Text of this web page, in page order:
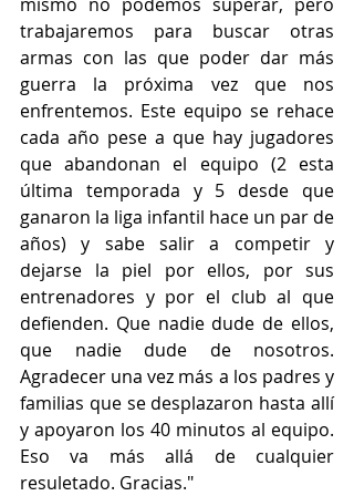
trabajaremos para buscar otras
armas con las que poder dar más
guerra la próxima vez que nos
enfrentemos. Este equipo se rehace
cada año pese a que hay jugadores
que abandonan el equipo (2 esta
última temporada y 5 desde que
ganaron la liga infantil hace un par de
años) y sabe salir a competir y
dejarse la piel por ellos, por sus
entrenadores y por el club al que
defienden. Que nadie dude de ellos,
que nadie dude de nosotros.
Agradecer una vez más a los padres y
familias que se desplazaron hasta allí
y apoyaron los 40 minutos al equipo.
Eso va más allá de cualquier
resuletado. Gracias."